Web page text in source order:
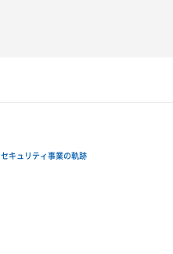
セキュリティ事業の軌跡